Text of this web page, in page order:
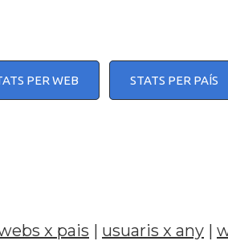
PER WEB STATS PER PAÍS
x pais | usuaris x any |